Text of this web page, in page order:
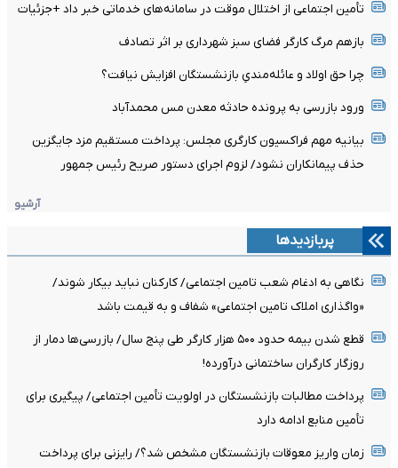
تأمین اجتماعی از اختلال موقت در سامانه‌های خدماتی خبر داد +جزئیات
بازهم مرگ کارگر فضای سبز شهرداری بر اثر تصادف
چرا حق اولاد و عائله‌مندیِ بازنشستگان افزایش نیافت؟
ورود بازرسی به پرونده حادثه معدن مس محمدآباد
بیانیه مهم فراکسیون کارگری مجلس: پرداخت مستقیم مزد جایگزین
حذف پیمانکاران نشود/ لزوم اجرای دستور صریح رئیس جمهور
آرشیو
پربازدیدها
نگاهی به ادغام شعب تامین اجتماعی/ کارکنان نباید بیکار شوند/
«واگذاری املاک تامین اجتماعی» شفاف و به قیمت باشد
قطع شدن بیمه حدود ۵۰۰ هزار کارگر طی پنج سال/ بازرسی‌ها دمار از
روزگار کارگران ساختمانی درآورده!
پرداخت مطالبات بازنشستگان در اولویت تأمین اجتماعی/ پیگیری برای
تأمین منابع ادامه دارد
زمان واریز معوقات بازنشستگان مشخص شد؟/ رایزنی برای پرداخت